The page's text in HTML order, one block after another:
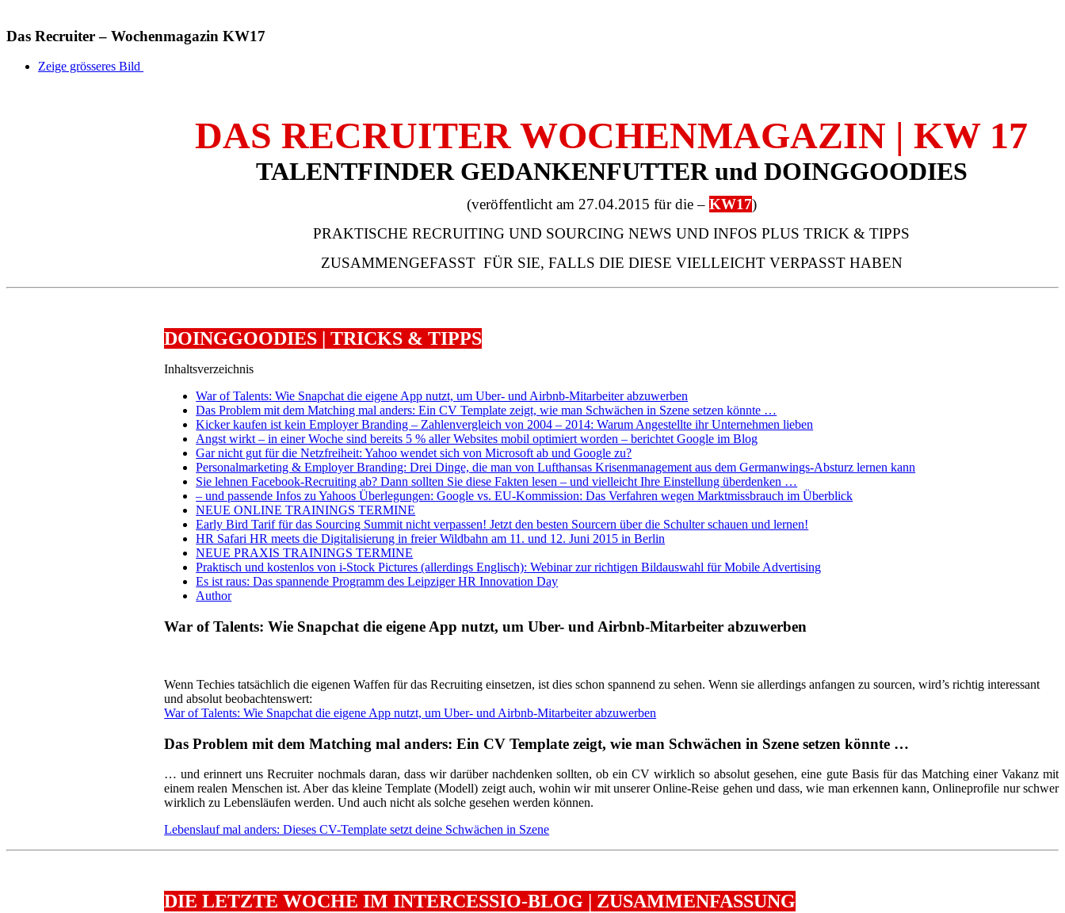
Das Recruiter – Wochenmagazin KW17
Zeige grösseres Bild
DAS RECRUITER WOCHENMAGAZIN | KW 17
TALENTFINDER GEDANKENFUTTER und DOINGGOODIES
(veröffentlicht am 27.04.2015 für die – KW17)
PRAKTISCHE RECRUITING UND SOURCING NEWS UND INFOS PLUS TRICK & TIPPS
ZUSAMMENGEFASST FÜR SIE, FALLS DIE DIESE VIELLEICHT VERPASST HABEN
DOINGGOODIES | TRICKS & TIPPS
Inhaltsverzeichnis
War of Talents: Wie Snapchat die eigene App nutzt, um Uber- und Airbnb-Mitarbeiter abzuwerben
Das Problem mit dem Matching mal anders: Ein CV Template zeigt, wie man Schwächen in Szene setzen könnte …
Kicker kaufen ist kein Employer Branding – Zahlenvergleich von 2004 – 2014: Warum Angestellte ihr Unternehmen lieben
Angst wirkt – in einer Woche sind bereits 5 % aller Websites mobil optimiert worden – berichtet Google im Blog
Gar nicht gut für die Netzfreiheit: Yahoo wendet sich von Microsoft ab und Google zu?
Personalmarketing & Employer Branding: Drei Dinge, die man von Lufthansas Krisenmanagement aus dem Germanwings-Absturz lernen kann
Sie lehnen Facebook-Recruiting ab? Dann sollten Sie diese Fakten lesen – und vielleicht Ihre Einstellung überdenken …
– und passende Infos zu Yahoos Überlegungen: Google vs. EU-Kommission: Das Verfahren wegen Marktmissbrauch im Überblick
NEUE ONLINE TRAININGS TERMINE
Early Bird Tarif für das Sourcing Summit nicht verpassen! Jetzt den besten Sourcern über die Schulter schauen und lernen!
HR Safari HR meets die Digitalisierung in freier Wildbahn am 11. und 12. Juni 2015 in Berlin
NEUE PRAXIS TRAININGS TERMINE
Praktisch und kostenlos von i-Stock Pictures (allerdings Englisch): Webinar zur richtigen Bildauswahl für Mobile Advertising
Es ist raus: Das spannende Programm des Leipziger HR Innovation Day
Author
War of Talents: Wie Snapchat die eigene App nutzt, um Uber- und Airbnb-Mitarbeiter abzuwerben
Wenn Techies tatsächlich die eigenen Waffen für das Recruiting einsetzen, ist dies schon spannend zu sehen. Wenn sie allerdings anfangen zu sourcen, wird’s richtig interessant
und absolut beobachtenswert:
War of Talents: Wie Snapchat die eigene App nutzt, um Uber- und Airbnb-Mitarbeiter abzuwerben
Das Problem mit dem Matching mal anders: Ein CV Template zeigt, wie man Schwächen in Szene setzen könnte …
… und erinnert uns Recruiter nochmals daran, dass wir darüber nachdenken sollten, ob ein CV wirklich so absolut gesehen, eine gute Basis für das Matching einer Vakanz mit
einem realen Menschen ist. Aber das kleine Template (Modell) zeigt auch, wohin wir mit unserer Online-Reise gehen und dass, wie man erkennen kann, Onlineprofile nur schwer
wirklich zu Lebensläufen werden. Und auch nicht als solche gesehen werden können.
Lebenslauf mal anders: Dieses CV-Template setzt deine Schwächen in Szene
DIE LETZTE WOCHE IM INTERCESSIO-BLOG | ZUSAMMENFASSUNG